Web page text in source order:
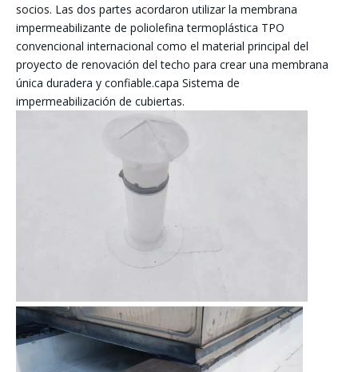
socios. Las dos partes acordaron utilizar la membrana
impermeabilizante de poliolefina termoplástica TPO
convencional internacional como el material principal del
proyecto de renovación del techo para crear una membrana
única duradera y confiable.capa Sistema de
impermeabilización de cubiertas.